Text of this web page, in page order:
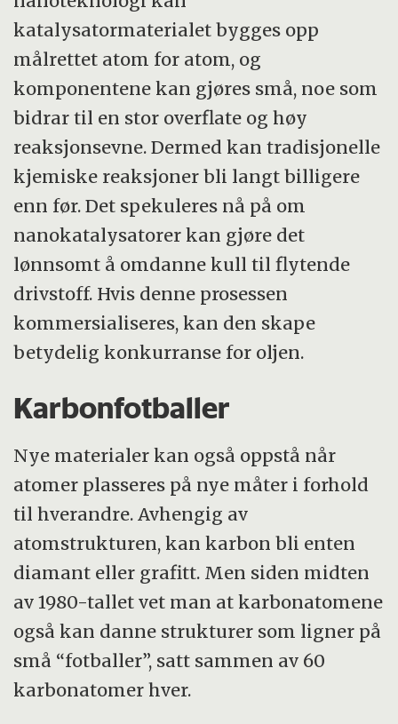
katalysatormaterialet bygges opp
målrettet atom for atom, og
komponentene kan gjøres små, noe som
bidrar til en stor overflate og høy
reaksjonsevne. Dermed kan tradisjonelle
kjemiske reaksjoner bli langt billigere
enn før. Det spekuleres nå på om
nanokatalysatorer kan gjøre det
lønnsomt å omdanne kull til flytende
drivstoff. Hvis denne prosessen
kommersialiseres, kan den skape
betydelig konkurranse for oljen.
Karbonfotballer
Nye materialer kan også oppstå når
atomer plasseres på nye måter i forhold
til hverandre. Avhengig av
atomstrukturen, kan karbon bli enten
diamant eller grafitt. Men siden midten
av 1980-tallet vet man at karbonatomene
også kan danne strukturer som ligner på
små “fotballer”, satt sammen av 60
karbonatomer hver.